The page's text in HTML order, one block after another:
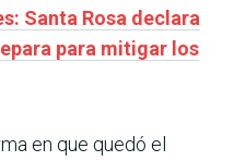
Santa Rosa declara
para mitigar los
en que quedó el